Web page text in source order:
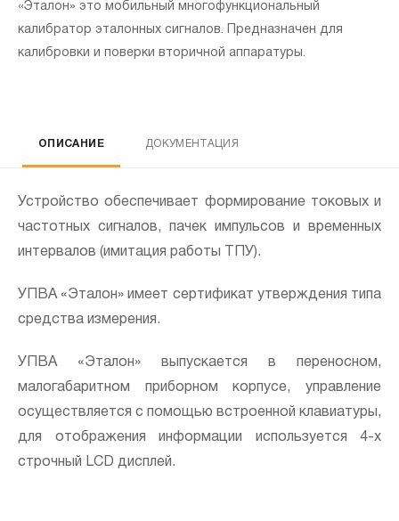
«Эталон» это мобильный многофункциональный
калибратор эталонных сигналов. Предназначен для
калибровки и поверки вторичной аппаратуры.
ОПИСАНИЕ ДОКУМЕНТАЦИЯ
Устройство обеспечивает формирование токовых и
частотных сигналов, пачек импульсов и временных
интервалов (имитация работы ТПУ).
УПВА «Эталон» имеет сертификат утверждения типа
средства измерения.
УПВА «Эталон» выпускается в переносном,
малогабаритном приборном корпусе, управление
осуществляется с помощью встроенной клавиатуры,
для отображения информации используется 4-х
строчный LCD дисплей.